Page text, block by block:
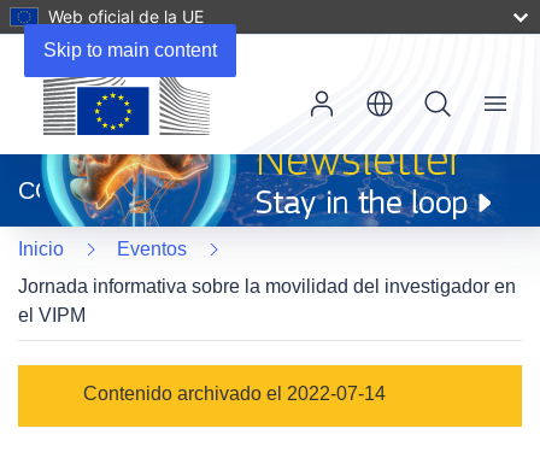
Skip to main content
Web oficial de la UE
abrirá
en
una
nueva
ventana)
CORDIS
Menu
Inicio
Eventos
Jornada informativa sobre la movilidad del investigador en
el VIPM
category
Contenido archivado el 2022-07-14